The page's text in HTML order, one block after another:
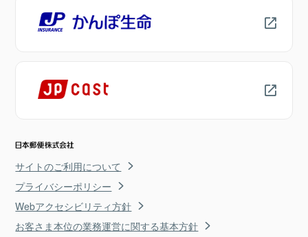
サイトのご利用について
プライバシーポリシー
Webアクセシビリティ方針
お客さま本位の業務運営に関する基本方針